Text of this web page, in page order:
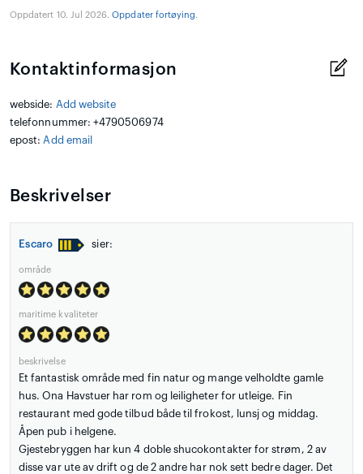
Oppdatert 10. Jul 2026.Oppdater fortøying.
Kontaktinformasjon
webside: Add website
telefonnummer: +4790506974
epost: Add email
Beskrivelser
Escaro sier:
område
maritime kvaliteter
beskrivelse
Et fantastisk område med fin natur og mange velholdte gamle
hus. Ona Havstuer har rom og leiligheter for utleige. Fin
restaurant med gode tilbud både til frokost, lunsj og middag.
Åpen pub i helgene.
Gjestebryggen har kun 4 doble shucokontakter for strøm, 2 av
disse var ute av drift og de 2 andre har nok sett bedre dager. Det